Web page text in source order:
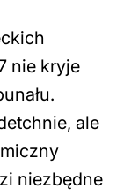
nie kryje
ale
niezbędne